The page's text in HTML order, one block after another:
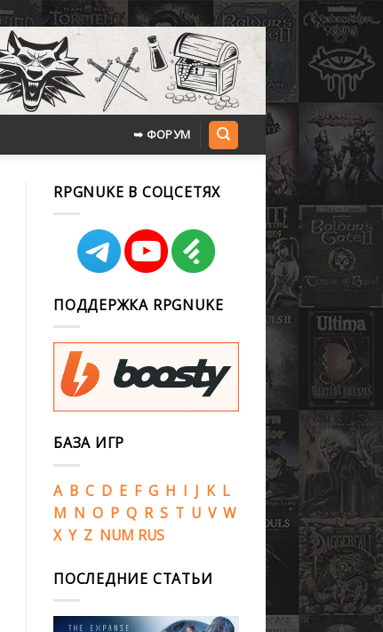
➥ ФОРУМ
RPGNUKE В СОЦСЕТЯХ
ПОДДЕРЖКА RPGNUKE
БАЗА ИГР
A B C D E F G H I J K L
M N O P Q R S T U V W
X Y Z NUM RUS
ПОСЛЕДНИЕ СТАТЬИ